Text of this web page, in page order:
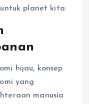
planet kita.
hijau, konsep
yang
manusia